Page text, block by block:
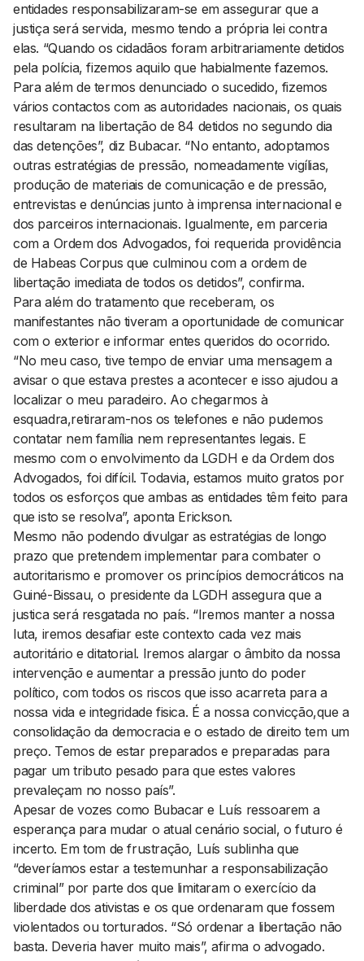
entidades responsabilizaram-se em assegurar que a
justiça será servida, mesmo tendo a própria lei contra
elas. “Quando os cidadãos foram arbitrariamente detidos
pela polícia, fizemos aquilo que habialmente fazemos.
Para além de termos denunciado o sucedido, fizemos
vários contactos com as autoridades nacionais, os quais
resultaram na libertação de 84 detidos no segundo dia
das detenções”, diz Bubacar. “No entanto, adoptamos
outras estratégias de pressão, nomeadamente vigílias,
produção de materiais de comunicação e de pressão,
entrevistas e denúncias junto à imprensa internacional e
dos parceiros internacionais. Igualmente, em parceria
com a Ordem dos Advogados, foi requerida providência
de Habeas Corpus que culminou com a ordem de
libertação imediata de todos os detidos”, confirma.
Para além do tratamento que receberam, os
manifestantes não tiveram a oportunidade de comunicar
com o exterior e informar entes queridos do ocorrido.
“No meu caso, tive tempo de enviar uma mensagem a
avisar o que estava prestes a acontecer e isso ajudou a
localizar o meu paradeiro. Ao chegarmos à
esquadra,retiraram-nos os telefones e não pudemos
contatar nem família nem representantes legais. E
mesmo com o envolvimento da LGDH e da Ordem dos
Advogados, foi difícil. Todavia, estamos muito gratos por
todos os esforços que ambas as entidades têm feito para
que isto se resolva”, aponta Erickson.
Mesmo não podendo divulgar as estratégias de longo
prazo que pretendem implementar para combater o
autoritarismo e promover os princípios democráticos na
Guiné-Bissau, o presidente da LGDH assegura que a
justica será resgatada no país. “Iremos manter a nossa
luta, iremos desafiar este contexto cada vez mais
autoritário e ditatorial. Iremos alargar o âmbito da nossa
intervenção e aumentar a pressão junto do poder
político, com todos os riscos que isso acarreta para a
nossa vida e integridade fisica. É a nossa convicção,que a
consolidação da democracia e o estado de direito tem um
preço. Temos de estar preparados e preparadas para
pagar um tributo pesado para que estes valores
prevaleçam no nosso país”.
Apesar de vozes como Bubacar e Luís ressoarem a
esperança para mudar o atual cenário social, o futuro é
incerto. Em tom de frustração, Luís sublinha que
“deveríamos estar a testemunhar a responsabilização
criminal” por parte dos que limitaram o exercício da
liberdade dos ativistas e os que ordenaram que fossem
violentados ou torturados. “Só ordenar a libertação não
basta. Deveria haver muito mais”, afirma o advogado.